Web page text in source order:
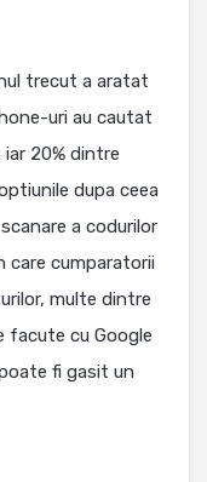
trecut a aratat
uri au cautat
20% dintre
dupa ceea
a codurilor
care cumparatorii
multe dintre
facute cu Google
fi gasit un